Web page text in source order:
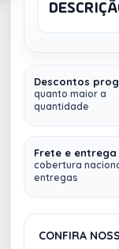
Kit
jeito, com a
1 Sacola tipo
1 Mouse Pad
Descontos
quanto maior a
quantidade
Frete e entrega
cobertura
entregas
CONFIRA